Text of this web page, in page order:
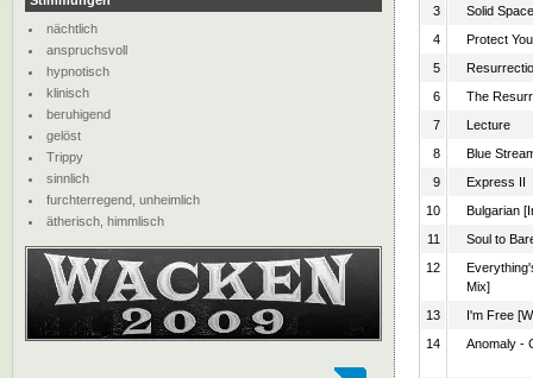
3
Solid
4
Protect
5
6
The
7
Lecture
8
Blue
9
Express II
10
Bulgarian
11
Soul to
12
Mix]
13
I'm Free
14
Anomaly -
nächtlich
anspruchsvoll
hypnotisch
klinisch
beruhigend
gelöst
Trippy
sinnlich
furchterregend, unheimlich
ätherisch, himmlisch